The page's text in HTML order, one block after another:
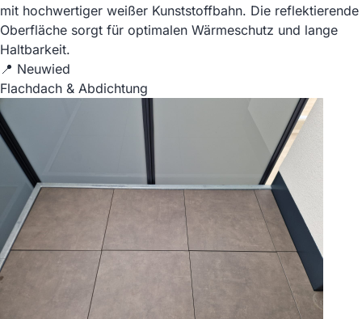
mit hochwertiger weißer Kunststoffbahn. Die reflektierende
Oberfläche sorgt für optimalen Wärmeschutz und lange
Haltbarkeit.
📍 Neuwied
Flachdach & Abdichtung